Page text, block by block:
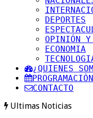
DEPORTES
OPINIÓN
ECONOMIA
¿QUIENES
PROGRAMACIÓN
CONTACTO
Ultimas Noticias